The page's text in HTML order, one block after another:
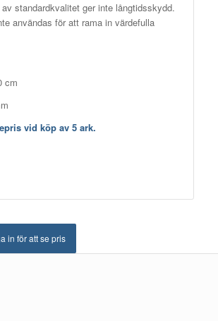
standardkvalitet ger inte långtidsskydd.
användas för att rama in värdefulla
cm
vid köp av 5 ark.
in för att se pris